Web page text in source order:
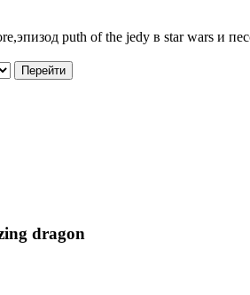
puth of the jedy в star wars и
dragon